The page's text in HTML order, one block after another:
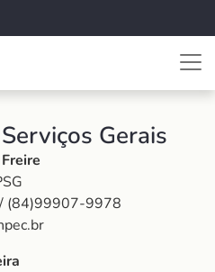
Gerais
(84)99907-9978